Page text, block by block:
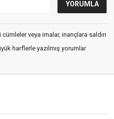
veya imalar, inançlara saldırı
harflerle yazılmış yorumlar